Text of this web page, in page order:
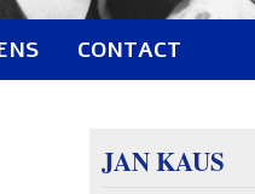
CONTACT
JAN KAUS